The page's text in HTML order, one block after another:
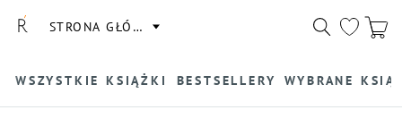
STRONA GŁÓWNA
WSZYSTKIE KSIĄŻKI BESTSELLERY WYBRANE